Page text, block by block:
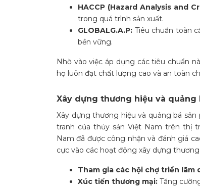
HACCP (Hazard Analysis and
trong quá trình sản xuất.
GLOBALG.A.P: Tiêu chuẩn toàn
bền vững.
Nhờ vào việc áp dụng các tiêu chuẩn
họ luôn đạt chất lượng cao và an toàn
Xây dựng thương hiệu và quảng
Xây dựng thương hiệu và quảng bá
tranh của thủy sản Việt Nam trên thị
Nam đã được công nhận và đánh giá
cực vào các hoạt động xây dựng
Tham gia các hội chợ triển lãm
Xúc tiến thương mại: Tăng